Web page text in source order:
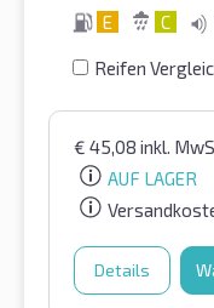
E C
Reifen
€ 45,08 inkl.
AUF LAGER
Details